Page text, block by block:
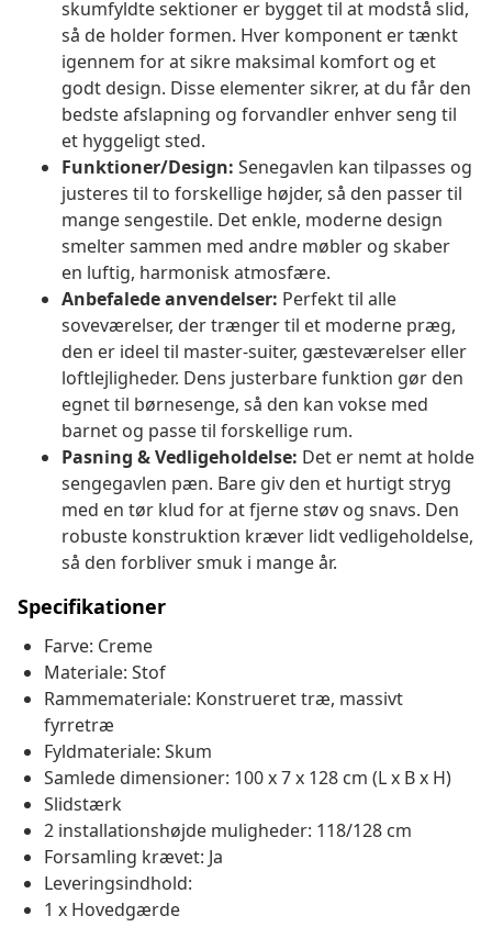
skumfyldte sektioner er bygget til at modstå slid,
så de holder formen. Hver komponent er tænkt
igennem for at sikre maksimal komfort og et
godt design. Disse elementer sikrer, at du får den
bedste afslapning og forvandler enhver seng til
et hyggeligt sted.
Funktioner/Design: Senegavlen kan tilpasses og
justeres til to forskellige højder, så den passer til
mange sengestile. Det enkle, moderne design
smelter sammen med andre møbler og skaber
en luftig, harmonisk atmosfære.
Anbefalede anvendelser: Perfekt til alle
soveværelser, der trænger til et moderne præg,
den er ideel til master-suiter, gæsteværelser eller
loftlejligheder. Dens justerbare funktion gør den
egnet til børnesenge, så den kan vokse med
barnet og passe til forskellige rum.
Pasning & Vedligeholdelse: Det er nemt at holde
sengegavlen pæn. Bare giv den et hurtigt stryg
med en tør klud for at fjerne støv og snavs. Den
robuste konstruktion kræver lidt vedligeholdelse,
så den forbliver smuk i mange år.
Specifikationer
Farve: Creme
Materiale: Stof
Rammemateriale: Konstrueret træ, massivt
fyrretræ
Fyldmateriale: Skum
Samlede dimensioner: 100 x 7 x 128 cm (L x B x H)
Slidstærk
2 installationshøjde muligheder: 118/128 cm
Forsamling krævet: Ja
Leveringsindhold:
1 x Hovedgærde